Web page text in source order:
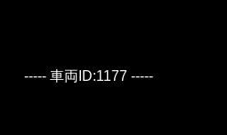
----- 車両ID:1177 -----